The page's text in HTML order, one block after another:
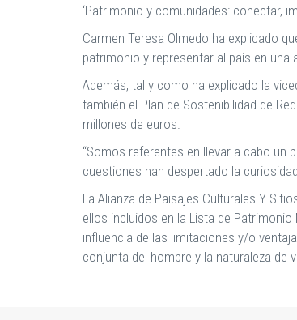
‘Patrimonio y comunidades: conectar,
Carmen Teresa Olmedo ha explicado
patrimonio y representar al país en una
Además, tal y como ha explicado la
también el Plan de Sostenibilidad de
millones de euros.
“Somos referentes en llevar a cabo un
cuestiones han despertado la
La Alianza de Paisajes Culturales Y
ellos incluidos en la Lista de
influencia de las limitaciones y/o
conjunta del hombre y la naturaleza de